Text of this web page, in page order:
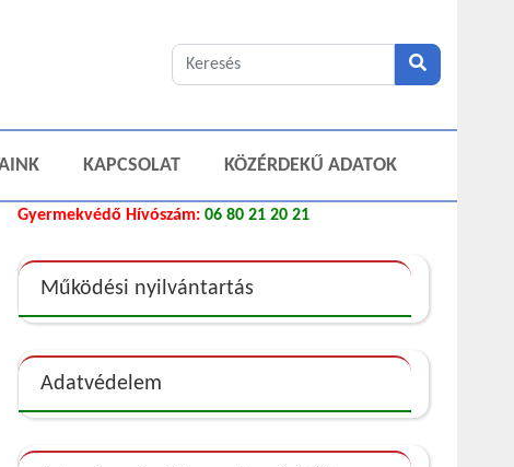
KAPCSOLAT KÖZÉRDEKŰ ADATOK
Gyermekvédő Hívószám: 06 80 21 20 21
Működési nyilvántartás
Adatvédelem